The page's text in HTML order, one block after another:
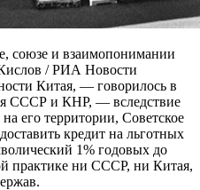
союзе и взаимопонимании
/ РИА Новости
Китая, — говорилось в
СССР и КНР, — вследствие
его территории, Советское
кредит на льготных
1% годовых до
практике ни СССР, ни Китая,